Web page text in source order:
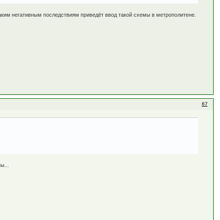
негативным последствиям приведёт ввод такой схемы в метрополитене.
67